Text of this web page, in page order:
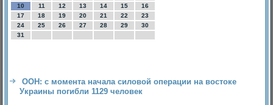
10
11 12 13 14 15
16
17
18 19 20 21 22
23
24
25 26 27 28 29
30
31
ООН: с момента начала силовой операции на востоке
Украины погибли 1129 человек